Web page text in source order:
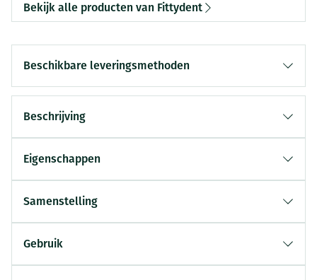
Bekijk alle producten van Fittydent
Beschikbare leveringsmethoden
Beschrijving
Eigenschappen
Samenstelling
Gebruik